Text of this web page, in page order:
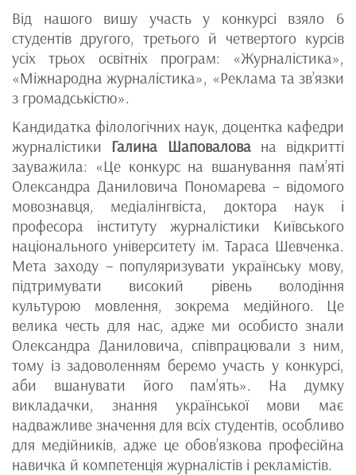
Від нашого вишу участь у конкурсі взяло 6
студентів другого, третього й четвертого курсів
усіх трьох освітніх програм: «Журналістика»,
«Міжнародна журналістика», «Реклама та зв’язки
з громадськістю».
Кандидатка філологічних наук, доцентка кафедри
журналістики Галина Шаповалована відкритті
зауважила: «Це конкурс на вшанування пам’яті
Олександра Даниловича Пономарева – відомого
мовознавця, медіалінгвіста, доктора наук і
професора інституту журналістики Київського
національного університету ім. Тараса Шевченка.
Мета заходу – популяризувати українську мову,
підтримувати високий рівень володіння
культурою мовлення, зокрема медійного. Це
велика честь для нас, адже ми особисто знали
Олександра Даниловича, співпрацювали з ним,
тому із задоволенням беремо участь у конкурсі,
аби вшанувати його пам’ять». На думку
викладачки, знання української мови має
надважливе значення для всіх студентів, особливо
для медійників, адже це обов’язкова професійна
навичка й компетенція журналістів і рекламістів.